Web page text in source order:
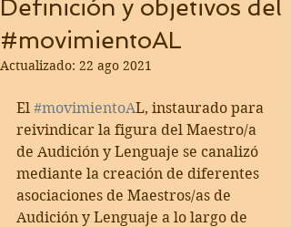
Definición y objetivos del
#movimientoAL
Actualizado: 22 ago 2021
El #movimientoAL, instaurado para
reivindicar la figura del Maestro/a
de Audición y Lenguaje se canalizó
mediante la creación de diferentes
asociaciones de Maestros/as de
Audición y Lenguaje a lo largo de